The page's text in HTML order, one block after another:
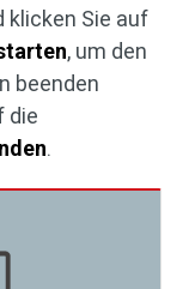
klicken Sie auf
, um den
beenden
die
.